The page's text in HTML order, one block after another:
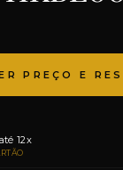
PREÇO E
12x